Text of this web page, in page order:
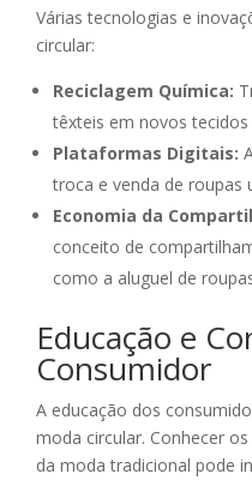
Várias tecnologias e
circular:
Reciclagem Química:
têxteis em novos
Plataformas Digitais:
troca e venda de roupas
Economia da
conceito de
como a aluguel de
Educação e
Consumidor
A educação dos
moda circular. Conhecer
da moda tradicional pode